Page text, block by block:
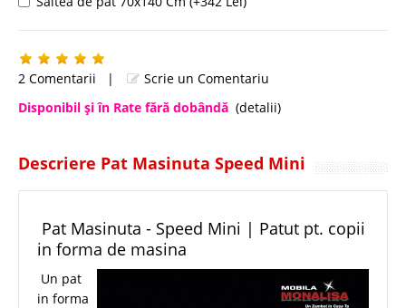
2 Comentarii |
Scrie un Comentariu
Disponibil şi în Rate fără dobândă (detalii)
Descriere Pat Masinuta Speed Mini
Pat Masinuta - Speed Mini | Patut pt. copii
in forma de masina
Un pat
in forma